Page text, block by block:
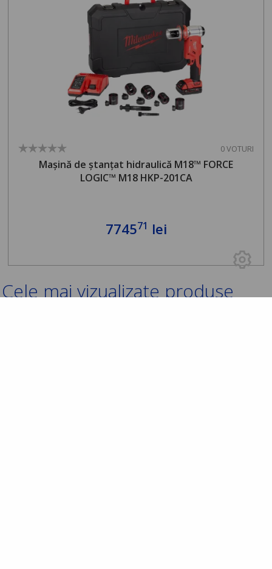
0 VOTURI
Mașină de ștanțat hidraulică M18™ FORCE
LOGIC™ M18 HKP-201CA
774571 lei
Cele mai vizualizate produse